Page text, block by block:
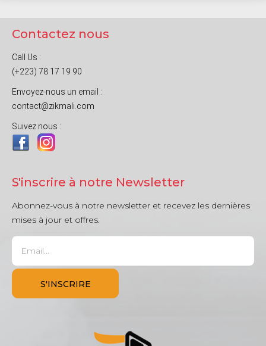
Contactez nous
Call Us :
(+223) 78 17 19 90
Envoyez-nous un email :
contact@zikmali.com
Suivez nous :
S'inscrire à notre Newsletter
Abonnez-vous à notre newsletter et recevez les dernières
mises à jour et offres.